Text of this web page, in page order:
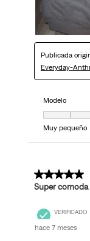
Publicada
Everyday-
Modelo
Modelo, 5 de
Muy pequeño
5 de 5
Super comoda
VERIFICADO
hace 7 meses